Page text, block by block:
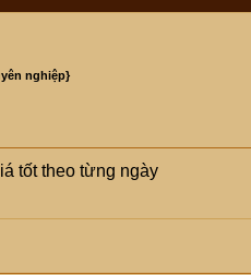
nghiệp}
tốt theo từng ngày